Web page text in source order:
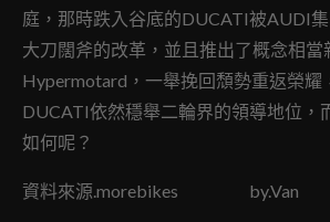
庭，那時跌入谷底的DUCATI被AUDI
大刀闊斧的改革，並且推出了概念相當
Hypermotard，一舉挽回頹勢重返榮耀
DUCATI依然穩舉二輪界的領導地位，
如何呢？
資料來源.morebikes by.Van